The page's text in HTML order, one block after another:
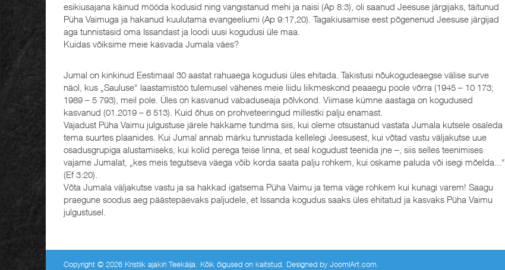
esikiusajana käinud mööda kodusid ning vangistanud mehi ja naisi (Ap 8:3), oli saanud Jeesuse järgijaks, täitunud
Püha Vaimuga ja hakanud kuulutama evangeeliumi (Ap 9:17,20). Tagakiusamise eest põgenenud Jeesuse järgijad
aga tunnistasid oma Issandast ja loodi uusi kogudusi üle maa.
Kuidas võiksime meie kasvada Jumala väes?
Jumal on kinkinud Eestimaal 30 aastat rahuaega kogudusi üles ehitada. Takistusi nõukogudeaegse välise surve
näol, kus „Sauluse“ laastamistöö tulemusel vähenes meie liidu liikmeskond peaaegu poole võrra (1945 – 10 173;
1989 – 5 793), meil pole. Üles on kasvanud vabaduseaja põlvkond. Viimase kümne aastaga on kogudused
kasvanud (01.2019 – 6 513). Kuid õhus on prohveteeringud millestki palju enamast.
Vajadust Püha Vaimu julgustuse järele hakkame tundma siis, kui oleme otsustanud vastata Jumala kutsele osaleda
tema suurtes plaanides. Kui Jumal annab märku tunnistada kellelegi Jeesusest, kui võtad vastu väljakutse uue
osadusgrupiga alustamiseks, kui kolid perega teise linna, et seal kogudust teenida jne –, siis selles teenimises
vajame Jumalat, „kes meis tegutseva väega võib korda saata palju rohkem, kui oskame paluda või isegi mõelda...“
(Ef 3:20).
Võta Jumala väljakutse vastu ja sa hakkad igatsema Püha Vaimu ja tema väge rohkem kui kunagi varem! Saagu
praegune soodus aeg päästepäevaks paljudele, et Issanda kogudus saaks üles ehitatud ja kasvaks Püha Vaimu
julgustusel.
Copyright © 2026 Kristlik ajakiri Teekäija. Kõik õigused on kaitstud. Designed by JoomlArt.com